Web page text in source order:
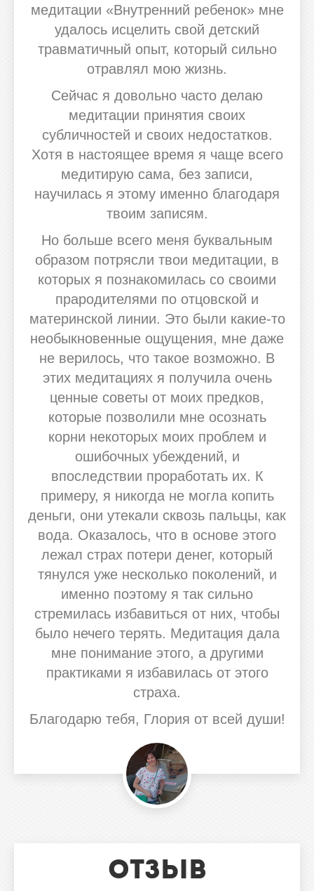
медитации «Внутренний ребенок» мне
удалось исцелить свой детский
травматичный опыт, который сильно
отравлял мою жизнь.
Сейчас я довольно часто делаю
медитации принятия своих
субличностей и своих недостатков.
Хотя в настоящее время я чаще всего
медитирую сама, без записи,
научилась я этому именно благодаря
твоим записям.
Но больше всего меня буквальным
образом потрясли твои медитации, в
которых я познакомилась со своими
прародителями по отцовской и
материнской линии. Это были какие-то
необыкновенные ощущения, мне даже
не верилось, что такое возможно. В
этих медитациях я получила очень
ценные советы от моих предков,
которые позволили мне осознать
корни некоторых моих проблем и
ошибочных убеждений, и
впоследствии проработать их. К
примеру, я никогда не могла копить
деньги, они утекали сквозь пальцы, как
вода. Оказалось, что в основе этого
лежал страх потери денег, который
тянулся уже несколько поколений, и
именно поэтому я так сильно
стремилась избавиться от них, чтобы
было нечего терять. Медитация дала
мне понимание этого, а другими
практиками я избавилась от этого
страха.
Благодарю тебя, Глория от всей души!
Отзыв